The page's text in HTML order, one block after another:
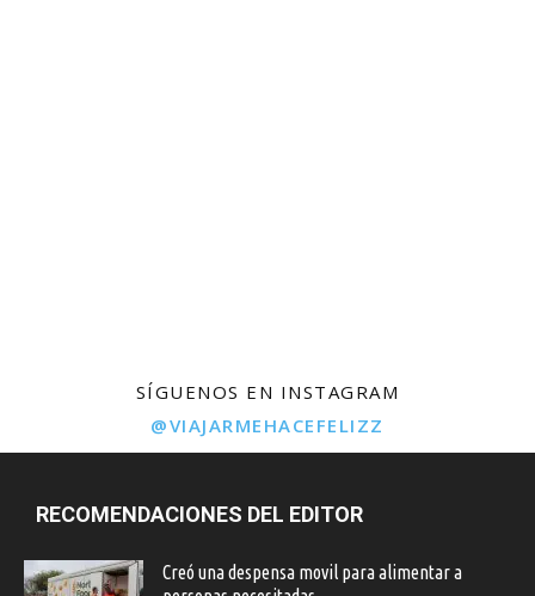
SÍGUENOS EN INSTAGRAM
@VIAJARMEHACEFELIZZ
RECOMENDACIONES DEL EDITOR
Creó una despensa movil para alimentar a